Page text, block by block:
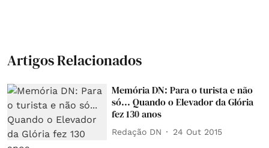
Artigos Relacionados
Memória DN: Para o turista e não
só... Quando o Elevador da Glória
fez 130 anos
Redação DN 24 Out 2015